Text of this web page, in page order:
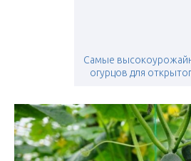
Самые
огурцов для